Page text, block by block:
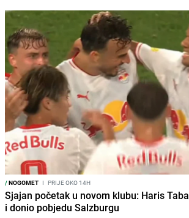
/NOGOMET I PRIJE OKO 14H
Sjajan početak u novom klubu: Haris
i donio pobjedu Salzburgu